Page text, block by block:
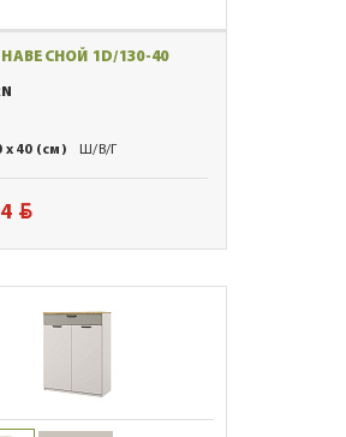
1D/130-40
x 40 (см)
Ш/В/Г
BYN